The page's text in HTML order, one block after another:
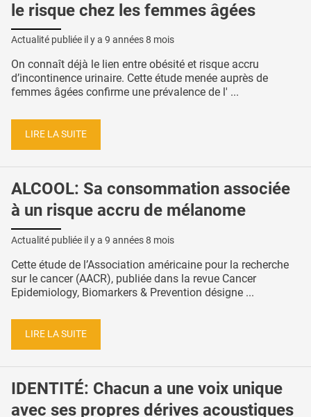
le risque chez les femmes âgées
Actualité publiée il y a 9 années 8 mois
On connaît déjà le lien entre obésité et risque accru
d’incontinence urinaire. Cette étude menée auprès de
femmes âgées confirme une prévalence de l' ...
LIRE LA SUITE
ALCOOL: Sa consommation associée
à un risque accru de mélanome
Actualité publiée il y a 9 années 8 mois
Cette étude de l’Association américaine pour la recherche
sur le cancer (AACR), publiée dans la revue Cancer
Epidemiology, Biomarkers & Prevention désigne ...
LIRE LA SUITE
IDENTITÉ: Chacun a une voix unique
avec ses propres dérives acoustiques